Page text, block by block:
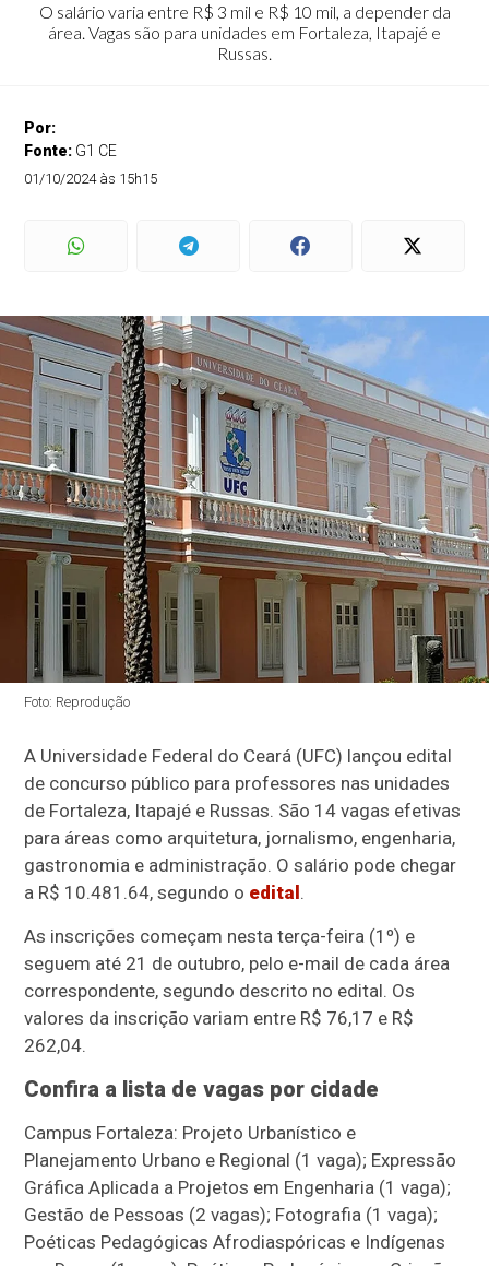
O salário varia entre R$ 3 mil e R$ 10 mil, a depender da
área. Vagas são para unidades em Fortaleza, Itapajé e
Russas.
Por:
Fonte: G1 CE
01/10/2024 às 15h15
Foto: Reprodução
A Universidade Federal do Ceará (UFC) lançou edital
de concurso público para professores nas unidades
de Fortaleza, Itapajé e Russas. São 14 vagas efetivas
para áreas como arquitetura, jornalismo, engenharia,
gastronomia e administração. O salário pode chegar
a R$ 10.481.64, segundo o edital.
As inscrições começam nesta terça-feira (1º) e
seguem até 21 de outubro, pelo e-mail de cada área
correspondente, segundo descrito no edital. Os
valores da inscrição variam entre R$ 76,17 e R$
262,04.
Confira a lista de vagas por cidade
Campus Fortaleza: Projeto Urbanístico e
Planejamento Urbano e Regional (1 vaga); Expressão
Gráfica Aplicada a Projetos em Engenharia (1 vaga);
Gestão de Pessoas (2 vagas); Fotografia (1 vaga);
Poéticas Pedagógicas Afrodiaspóricas e Indígenas